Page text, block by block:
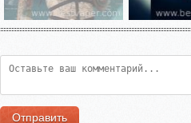
Отправить